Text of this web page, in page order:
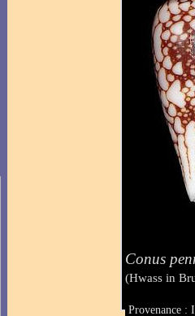
Conus
(Hwass in
Provenance :